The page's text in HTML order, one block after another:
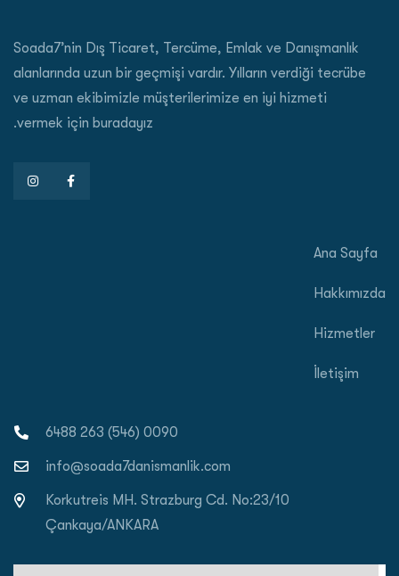
Soada7’nin Dış Ticaret, Tercüme, Emlak ve Danışmanlık
alanlarında uzun bir geçmişi vardır. Yılların verdiği tecrübe
ve uzman ekibimizle müşterilerimize en iyi hizmeti
vermek için buradayız.
Ana Sayfa
Hakkımızda
Hizmetler
İletişim
0090 (546) 263 6488
info@soada7danismanlik.com
Korkutreis MH. Strazburg Cd. No:23/10
Çankaya/ANKARA